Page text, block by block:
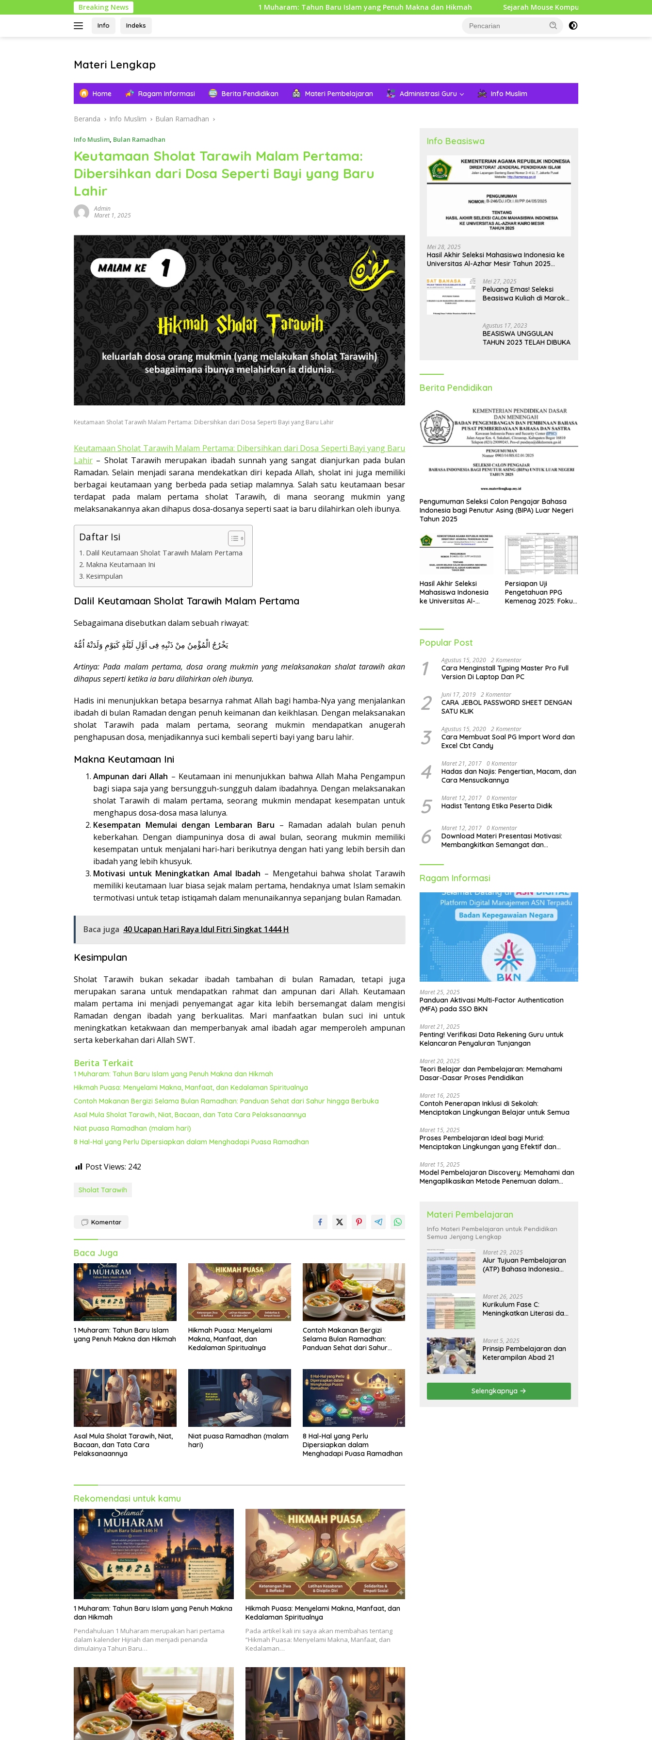
ke
Breaking News 1 Muharam: Tahun Baru Islam yang Penuh Makna dan Hikmah Sejarah Mouse Komputer: Dari Penemuan Awal hingga Era
Info Indeks
Materi Lengkap
Pendidikan
Lengkap
Home Ragam Informasi Berita Pendidikan Materi Pembelajaran Administrasi Guru Info Muslim
Beranda Info Muslim Bulan Ramadhan
Info Muslim, Bulan Ramadhan
Keutamaan Sholat Tarawih Malam Pertama:
Dibersihkan dari Dosa Seperti Bayi yang Baru
Lahir
Admin
Maret 1, 2025
Keutamaan Sholat Tarawih Malam Pertama: Dibersihkan dari Dosa Seperti Bayi yang Baru Lahir
Keutamaan Sholat Tarawih Malam Pertama: Dibersihkan dari Dosa Seperti Bayi yang Baru
Lahir – Sholat Tarawih merupakan ibadah sunnah yang sangat dianjurkan pada bulan
Ramadan. Selain menjadi sarana mendekatkan diri kepada Allah, sholat ini juga memiliki
berbagai keutamaan yang berbeda pada setiap malamnya. Salah satu keutamaan besar
terdapat pada malam pertama sholat Tarawih, di mana seorang mukmin yang
melaksanakannya akan dihapus dosa-dosanya seperti saat ia baru dilahirkan oleh ibunya.
Daftar Isi
Dalil Keutamaan Sholat Tarawih Malam Pertama
Makna Keutamaan Ini
Kesimpulan
Dalil Keutamaan Sholat Tarawih Malam Pertama
Sebagaimana disebutkan dalam sebuah riwayat:
يَخْرُجُ الْمُؤْمِنُ مِنْ ذَنْبِهِ فِى اَوَّلِ لَيْلَةٍ كَيَوْمِ وَلَدَتْهُ اُمُّهُ
Artinya: Pada malam pertama, dosa orang mukmin yang melaksanakan shalat tarawih akan
dihapus seperti ketika ia baru dilahirkan oleh ibunya.
Hadis ini menunjukkan betapa besarnya rahmat Allah bagi hamba-Nya yang menjalankan
ibadah di bulan Ramadan dengan penuh keimanan dan keikhlasan. Dengan melaksanakan
sholat Tarawih pada malam pertama, seorang mukmin mendapatkan anugerah
penghapusan dosa, menjadikannya suci kembali seperti bayi yang baru lahir.
Makna Keutamaan Ini
Ampunan dari Allah – Keutamaan ini menunjukkan bahwa Allah Maha Pengampun
bagi siapa saja yang bersungguh-sungguh dalam ibadahnya. Dengan melaksanakan
sholat Tarawih di malam pertama, seorang mukmin mendapat kesempatan untuk
menghapus dosa-dosa masa lalunya.
Kesempatan Memulai dengan Lembaran Baru – Ramadan adalah bulan penuh
keberkahan. Dengan diampuninya dosa di awal bulan, seorang mukmin memiliki
kesempatan untuk menjalani hari-hari berikutnya dengan hati yang lebih bersih dan
ibadah yang lebih khusyuk.
Motivasi untuk Meningkatkan Amal Ibadah – Mengetahui bahwa sholat Tarawih
memiliki keutamaan luar biasa sejak malam pertama, hendaknya umat Islam semakin
termotivasi untuk tetap istiqamah dalam menunaikannya sepanjang bulan Ramadan.
Baca juga 40 Ucapan Hari Raya Idul Fitri Singkat 1444 H
Kesimpulan
Sholat Tarawih bukan sekadar ibadah tambahan di bulan Ramadan, tetapi juga
merupakan sarana untuk mendapatkan rahmat dan ampunan dari Allah. Keutamaan
malam pertama ini menjadi penyemangat agar kita lebih bersemangat dalam mengisi
Ramadan dengan ibadah yang berkualitas. Mari manfaatkan bulan suci ini untuk
meningkatkan ketakwaan dan memperbanyak amal ibadah agar memperoleh ampunan
serta keberkahan dari Allah SWT.
Berita Terkait
1 Muharam: Tahun Baru Islam yang Penuh Makna dan Hikmah
Hikmah Puasa: Menyelami Makna, Manfaat, dan Kedalaman Spiritualnya
Contoh Makanan Bergizi Selama Bulan Ramadhan: Panduan Sehat dari Sahur hingga Berbuka
Asal Mula Sholat Tarawih, Niat, Bacaan, dan Tata Cara Pelaksanaannya
Niat puasa Ramadhan (malam hari)
8 Hal-Hal yang Perlu Dipersiapkan dalam Menghadapi Puasa Ramadhan
Post Views: 242
Sholat Tarawih
Komentar
Baca Juga
1 Muharam: Tahun Baru Islam
yang Penuh Makna dan Hikmah
Hikmah Puasa: Menyelami
Makna, Manfaat, dan
Kedalaman Spiritualnya
Contoh Makanan Bergizi
Selama Bulan Ramadhan:
Panduan Sehat dari Sahur
Asal Mula Sholat Tarawih, Niat,
Bacaan, dan Tata Cara
Pelaksanaannya
Niat puasa Ramadhan (malam
hari)
8 Hal-Hal yang Perlu
Dipersiapkan dalam
Menghadapi Puasa Ramadhan
Rekomendasi untuk kamu
1 Muharam: Tahun Baru Islam yang Penuh Makna
dan Hikmah
Pendahuluan 1 Muharam merupakan hari pertama
dalam kalender Hijriah dan menjadi penanda
dimulainya Tahun Baru…
Hikmah Puasa: Menyelami Makna, Manfaat, dan
Kedalaman Spiritualnya
Pada artikel kali ini saya akan membahas tentang
“Hikmah Puasa: Menyelami Makna, Manfaat, dan
Kedalaman…
Info Beasiswa
Mei 28, 2025
Hasil Akhir Seleksi Mahasiswa Indonesia ke
Universitas Al-Azhar Mesir Tahun 2025
Mei 27, 2025
Peluang Emas! Seleksi
Beasiswa Kuliah di Maroko
Agustus 17, 2023
BEASISWA UNGGULAN
TAHUN 2023 TELAH DIBUKA
Berita Pendidikan
Pengumuman Seleksi Calon Pengajar Bahasa
Indonesia bagi Penutur Asing (BIPA) Luar Negeri
Tahun 2025
Hasil Akhir Seleksi
Mahasiswa Indonesia
ke Universitas Al-
Persiapan Uji
Pengetahuan PPG
Kemenag 2025: Fokus
Popular Post
1 Agustus 15, 2020 2 Komentar
Cara Menginstall Typing Master Pro Full
Version Di Laptop Dan PC
2 Juni 17, 2019 2 Komentar
CARA JEBOL PASSWORD SHEET DENGAN
SATU KLIK
3 Agustus 15, 2020 2 Komentar
Cara Membuat Soal PG Import Word dan
Excel Cbt Candy
4 Maret 21, 2017 0 Komentar
Hadas dan Najis: Pengertian, Macam, dan
Cara Mensucikannya
5 Maret 12, 2017 0 Komentar
Hadist Tentang Etika Peserta Didik
6 Maret 12, 2017 0 Komentar
Download Materi Presentasi Motivasi:
Membangkitkan Semangat dan
Ragam Informasi
Maret 25, 2025
Panduan Aktivasi Multi-Factor Authentication
(MFA) pada SSO BKN
Maret 21, 2025
Penting! Verifikasi Data Rekening Guru untuk
Kelancaran Penyaluran Tunjangan
Maret 20, 2025
Teori Belajar dan Pembelajaran: Memahami
Dasar-Dasar Proses Pendidikan
Maret 16, 2025
Contoh Penerapan Inklusi di Sekolah:
Menciptakan Lingkungan Belajar untuk Semua
Maret 15, 2025
Proses Pembelajaran Ideal bagi Murid:
Menciptakan Lingkungan yang Efektif dan
Maret 15, 2025
Model Pembelajaran Discovery: Memahami dan
Mengaplikasikan Metode Penemuan dalam
Materi Pembelajaran
Info Materi Pembelajaran untuk Pendidikan
Semua Jenjang Lengkap
Maret 29, 2025
Alur Tujuan Pembelajaran
(ATP) Bahasa Indonesia
Maret 26, 2025
Kurikulum Fase C:
Meningkatkan Literasi dan
Maret 5, 2025
Prinsip Pembelajaran dan
Keterampilan Abad 21
Selengkapnya